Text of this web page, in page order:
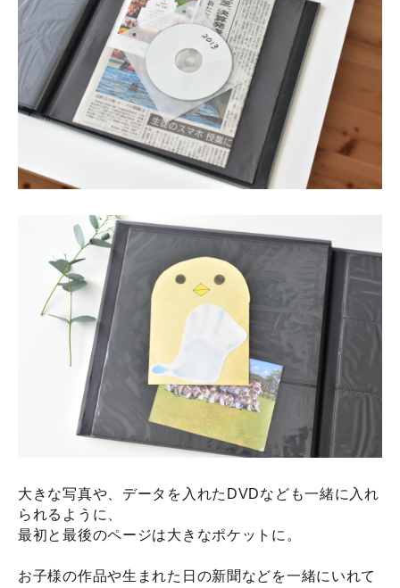
大きな写真や、データを入れたDVDなども一緒に入れ
られるように、
最初と最後のページは大きなポケットに。
お子様の作品や生まれた日の新聞などを一緒にいれて